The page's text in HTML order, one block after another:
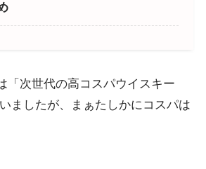
「次世代の高コスパウイスキー
ましたが、まぁたしかにコスパは